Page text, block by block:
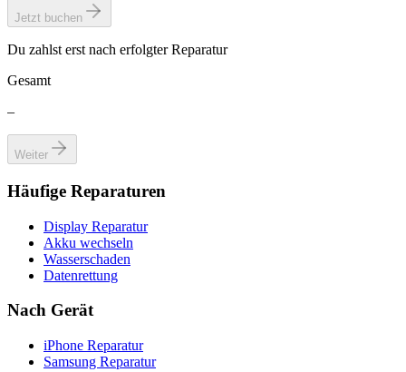
Jetzt buchen
Du zahlst erst nach erfolgter Reparatur
Gesamt
–
Weiter
Häufige Reparaturen
Display Reparatur
Akku wechseln
Wasserschaden
Datenrettung
Nach Gerät
iPhone Reparatur
Samsung Reparatur